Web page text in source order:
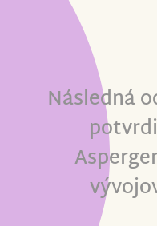
Následná